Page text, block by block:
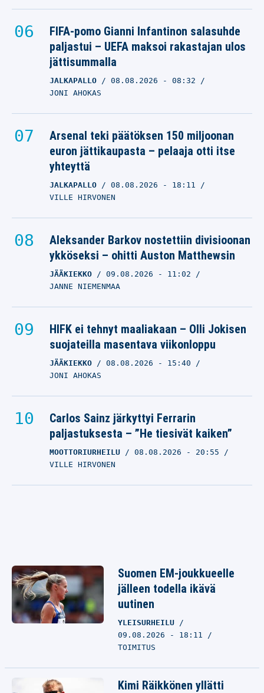
FIFA-pomo Gianni Infantinon salasuhde
paljastui – UEFA maksoi rakastajan ulos
jättisummalla
JALKAPALLO 08.08.2026 - 08:32
JONI AHOKAS
Arsenal teki päätöksen 150 miljoonan
euron jättikaupasta – pelaaja otti itse
yhteyttä
JALKAPALLO 08.08.2026 - 18:11
VILLE HIRVONEN
Aleksander Barkov nostettiin divisioonan
ykköseksi – ohitti Auston Matthewsin
JÄÄKIEKKO 09.08.2026 - 11:02
JANNE NIEMENMAA
HIFK ei tehnyt maaliakaan – Olli Jokisen
suojateilla masentava viikonloppu
JÄÄKIEKKO 08.08.2026 - 15:40
JONI AHOKAS
Carlos Sainz järkyttyi Ferrarin
paljastuksesta – ”He tiesivät kaiken”
MOOTTORIURHEILU 08.08.2026 - 20:55
VILLE HIRVONEN
Suomen EM-joukkueelle
jälleen todella ikävä
uutinen
YLEISURHEILU
09.08.2026 - 18:11
TOIMITUS
Kimi Räikkönen yllätti